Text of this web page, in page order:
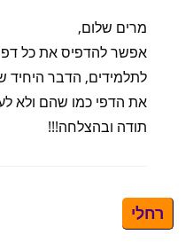
מרים שלום,
אפשר להדפיס את כל
לתלמידים, הדבר היחיד
את הדפי כמו שהם ולא
תודה ובהצלחה!!!
רחלי